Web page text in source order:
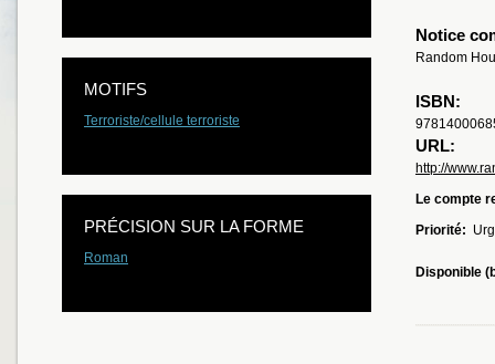
Notice
Random
ISBN:
URL:
http://
Le compte
Priorité:
Disponible
MOTIFS
Terroriste/cellule terroriste
PRÉCISION SUR LA FORME
Roman